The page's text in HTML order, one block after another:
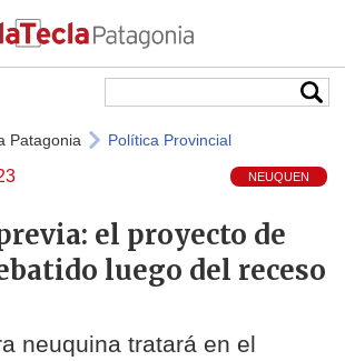
Patagonia Política Provincial
NEUQUEN
el proyecto de
luego del receso
neuquina tratará en el